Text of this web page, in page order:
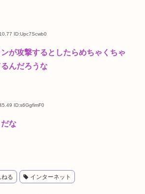
ID:Upc7Scwb0
が攻撃するとしたらめちゃくちゃ
んだろうな
ID:s6GgfimF0
な
る インターネット